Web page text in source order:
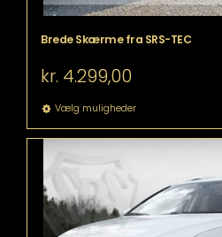
Brede Skærme fra SRS-TEC
kr. 4.299,00
Vælg mulighederDette
vare
har
varianter.
Mulighederne
kan
vælges